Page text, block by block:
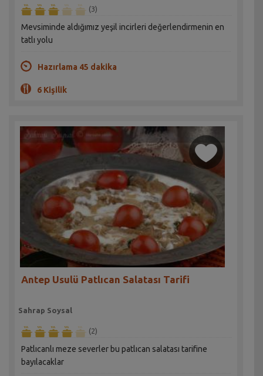
(3)
Mevsiminde aldığımız yeşil incirleri değerlendirmenin en
tatlı yolu
Hazırlama 45 dakika
6 Kişilik
Antep Usulü Patlıcan Salatası Tarifi
Sahrap Soysal
(2)
Patlıcanlı meze severler bu patlıcan salatası tarifine
bayılacaklar